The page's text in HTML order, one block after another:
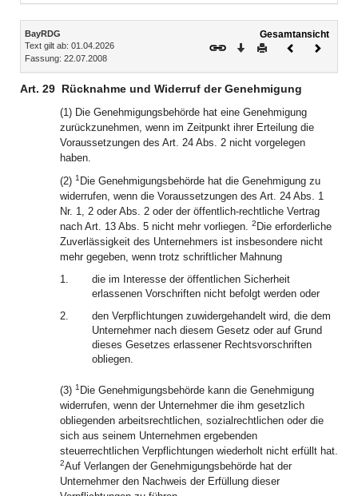
Inhalt
BayRDG
Text gilt ab: 01.04.2026
Fassung: 22.07.2008
Gesamtansicht
Download
DruckenVorheriges
Art. 29 Rücknahme und Widerruf der Genehmigung
(1) Die Genehmigungsbehörde hat eine Genehmigung
zurückzunehmen, wenn im Zeitpunkt ihrer Erteilung die
Voraussetzungen des Art. 24 Abs. 2 nicht vorgelegen
haben.
(2) 1 Die Genehmigungsbehörde hat die Genehmigung zu
widerrufen, wenn die Voraussetzungen des Art. 24 Abs. 1
Nr. 1, 2 oder Abs. 2 oder der öffentlich-rechtliche Vertrag
nach Art. 13 Abs. 5 nicht mehr vorliegen. 2 Die erforderliche
Zuverlässigkeit des Unternehmers ist insbesondere nicht
mehr gegeben, wenn trotz schriftlicher Mahnung
1.
die im Interesse der öffentlichen Sicherheit
erlassenen Vorschriften nicht befolgt werden oder
2.
den Verpflichtungen zuwidergehandelt wird, die dem
Unternehmer nach diesem Gesetz oder auf Grund
dieses Gesetzes erlassener Rechtsvorschriften
obliegen.
(3) 1 Die Genehmigungsbehörde kann die Genehmigung
widerrufen, wenn der Unternehmer die ihm gesetzlich
obliegenden arbeitsrechtlichen, sozialrechtlichen oder die
sich aus seinem Unternehmen ergebenden
steuerrechtlichen Verpflichtungen wiederholt nicht erfüllt hat.
2Auf Verlangen der Genehmigungsbehörde hat der
Unternehmer den Nachweis der Erfüllung dieser